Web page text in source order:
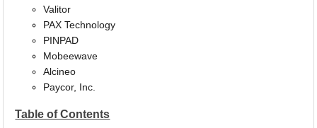
Valitor
PAX Technology
PINPAD
Mobeewave
Alcineo
Paycor, Inc.
Table of Contents